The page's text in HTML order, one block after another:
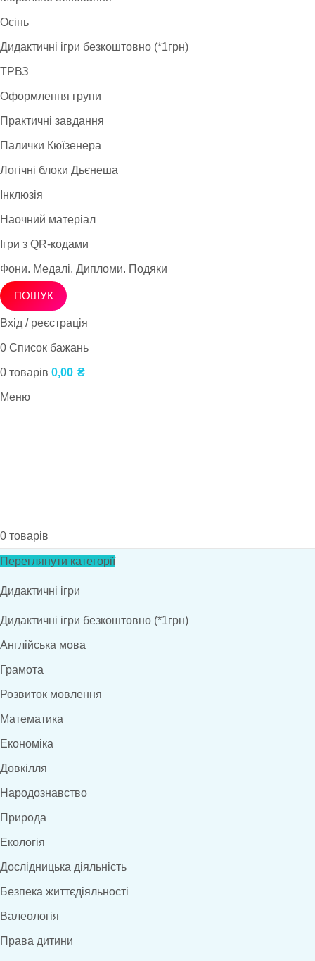
Осінь
Дидактичні ігри безкоштовно (*1грн)
ТРВЗ
Оформлення групи
Практичні завдання
Палички Кюїзенера
Логічні блоки Дьєнеша
Інклюзія
Наочний матеріал
Ігри з QR-кодами
Фони. Медалі. Дипломи. Подяки
ПОШУК
Вхід / реєстрація
0 Список бажань
0 товарів 0,00 ₴
Меню
0 товарів
Переглянути категорії
Дидактичні ігри
Дидактичні ігри безкоштовно (*1грн)
Англійська мова
Грамота
Розвиток мовлення
Математика
Економіка
Довкілля
Народознавство
Природа
Екологія
Дослідницька діяльність
Безпека життєдіяльності
Валеологія
Права дитини